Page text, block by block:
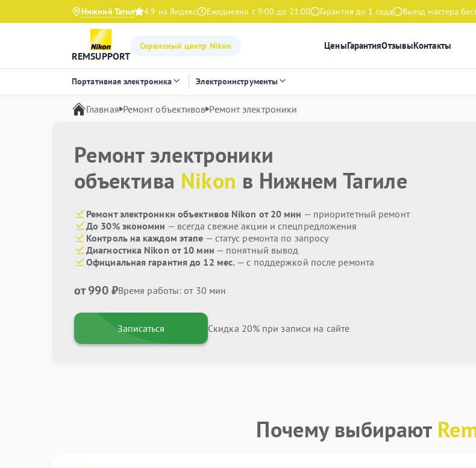
Нижний Тагил 4.9 на Яндекс Ежедневно с 9:00 до 21:00 Гарантия до 1 года Выезд мастера
REMSUPPORT
Сервисный центр Nikon ЦеныГарантияОтзывыКонтакты
Портативная электроника Электроинструменты
Главная Ремонт объективов Ремонт электроники
Ремонт электроники
объектива Nikon в Нижнем Тагиле
Ремонт электроники объективов Nikon от 20 мин — приоритетный ремонт
До 30% экономии — всегда свежие акции и спецпредложения
Контроль на каждом этапе — статус ремонта по запросу
Диагностика Nikon от 10 мин — понятный вывод
Официальная гарантия до 12 мес. — с поддержкой после ремонта
от 990 ₽Время работы: от 30 мин
Записаться Скидка 20% при записи на сайте
Почему выбирают